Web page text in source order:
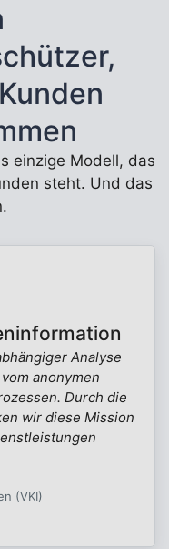
einzige Modell, das
steht. Und das
Analyse
anonymen
Durch die
wir diese Mission
(VKI)